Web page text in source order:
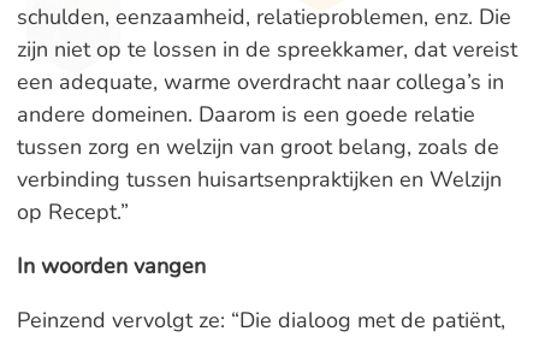
schulden, eenzaamheid, relatieproblemen, enz. Die
zijn niet op te lossen in de spreekkamer, dat vereist
een adequate, warme overdracht naar collega’s in
andere domeinen. Daarom is een goede relatie
tussen zorg en welzijn van groot belang, zoals de
verbinding tussen huisartsenpraktijken en Welzijn
op Recept.”
In woorden vangen
Peinzend vervolgt ze: “Die dialoog met de patiënt,